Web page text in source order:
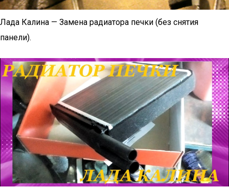
Лада Калина — Замена радиатора печки (без снятия
панели).